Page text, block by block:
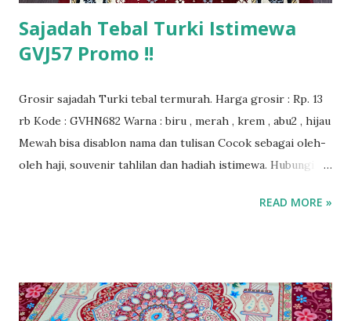
Sajadah Tebal Turki Istimewa
GVJ57 Promo !!
Grosir sajadah Turki tebal termurah. Harga grosir : Rp. 13
rb Kode : GVHN682 Warna : biru , merah , krem , abu2 , hijau
Mewah bisa disablon nama dan tulisan Cocok sebagai oleh-
oleh haji, souvenir tahlilan dan hadiah istimewa. Hubungi
READ MORE »